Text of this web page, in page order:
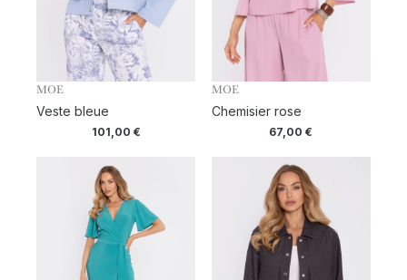
MOE
Veste bleue
101,00 €
MOE
Chemisier rose
67,00€